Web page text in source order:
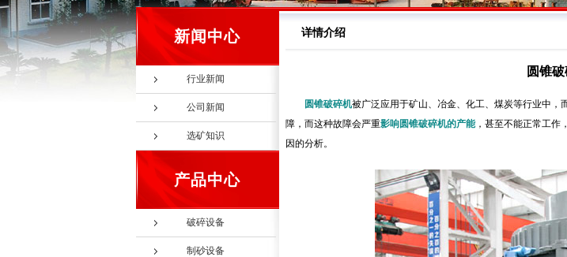
新闻中心
行业新闻
公司新闻
选矿知识
产品中心
破碎设备
制砂设备
详情介绍
圆锥
圆锥破碎机被广泛应用于矿山、冶金、化工、煤炭等行业中，
障，而这种故障会严重影响圆锥破碎机的产能，甚至不能正常工作
因的分析。